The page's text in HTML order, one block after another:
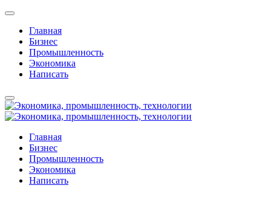
Главная
Бизнес
Промышленность
Экономика
Написать
Главная
Бизнес
Промышленность
Экономика
Написать